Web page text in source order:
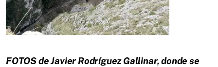
FOTOS de Javier Rodríguez Gallinar, donde se